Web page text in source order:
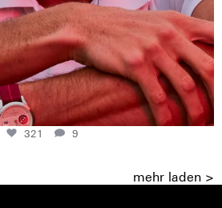
321 9
mehr laden >